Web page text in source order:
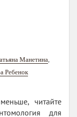
Манетина
Ребенок
читайте
для